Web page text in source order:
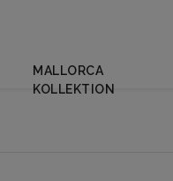
MALLORCA
KOLLEKTION